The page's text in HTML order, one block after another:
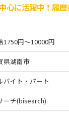
心に活躍中！履
1750円～10000円
県湖南市
バイト・パート
ーチ(bisearch)